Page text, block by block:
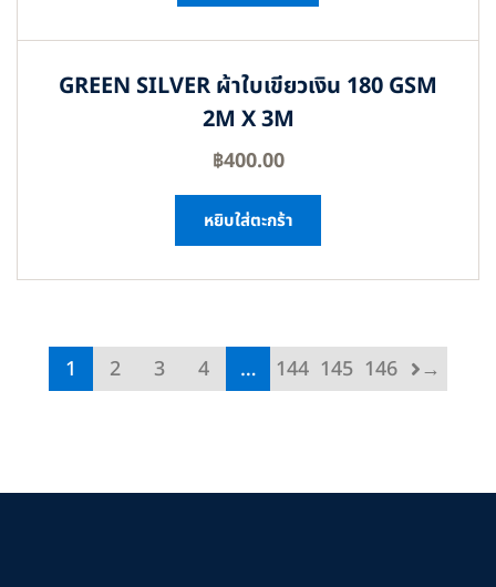
GREEN SILVER ผ้าใบเขียวเงิน 180 GSM
2M X 3M
฿400.00
หยิบใส่ตะกร้า
1 2 3 4 … 144 145 146 →